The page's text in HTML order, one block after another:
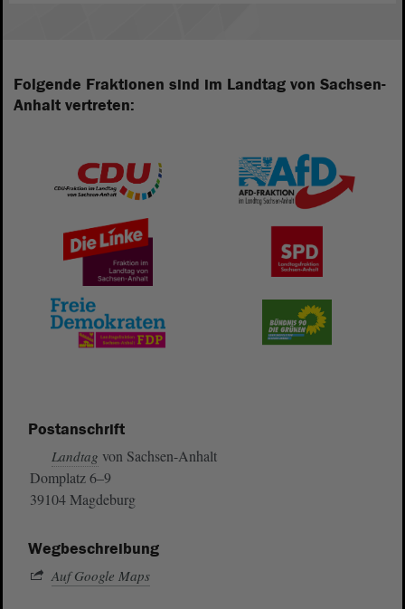
Folgende Fraktionen sind im Landtag von Sachsen-
Anhalt vertreten:
Postanschrift
Landtag von Sachsen-Anhalt
Domplatz 6–9
39104 Magdeburg
Wegbeschreibung
Auf Google Maps